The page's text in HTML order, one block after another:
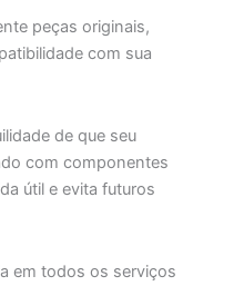
peças originais,
com sua
de que seu
com componentes
útil e evita futuros
em todos os serviços